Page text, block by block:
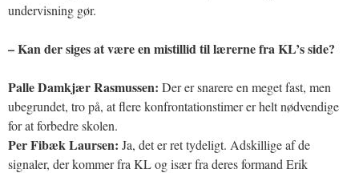
undervisning gør.
– Kan der siges at være en mistillid til lærerne fra KL’s side?
Palle Damkjær Rasmussen: Der er snarere en meget fast, men
ubegrundet, tro på, at flere konfrontationstimer er helt nødvendige
for at forbedre skolen.
Per Fibæk Laursen: Ja, det er ret tydeligt. Adskillige af de
signaler, der kommer fra KL og især fra deres formand Erik